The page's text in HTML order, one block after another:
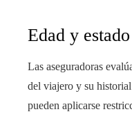
Edad y
Las aseguradoras
del viajero y su
pueden aplicarse